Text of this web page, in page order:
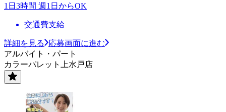
1日3時間 週1日からOK
交通費支給
詳細を見る
応募画面に進む
アルバイト・パート
カラーパレット上水戸店